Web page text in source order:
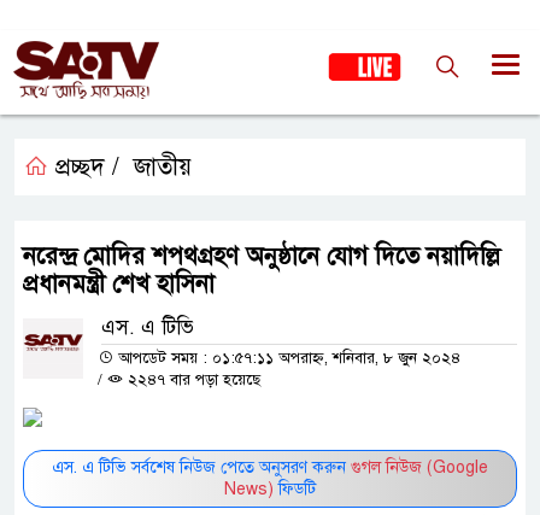
প্রচ্ছদ / জাতীয়
নরেন্দ্র মোদির শপথগ্রহণ অনুষ্ঠানে যোগ দিতে নয়াদিল্লি
প্রধানমন্ত্রী শেখ হাসিনা
এস. এ টিভি
আপডেট সময় : ০১:৫৭:১১ অপরাহ্ন, শনিবার, ৮ জুন ২০২৪
/
২২৪৭ বার পড়া হয়েছে
এস. এ টিভি সর্বশেষ নিউজ পেতে অনুসরণ করুন গুগল নিউজ (Google
News) ফিডটি